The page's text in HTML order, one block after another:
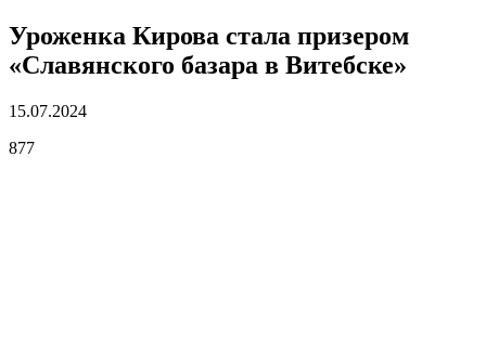
Уроженка Кирова стала призером
«Славянского базара в Витебске»
15.07.2024
877